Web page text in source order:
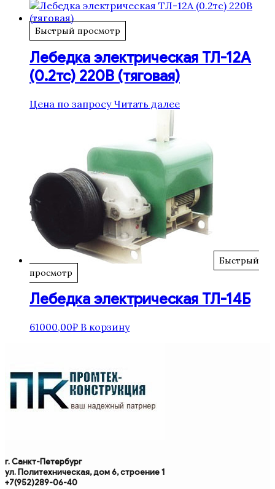
Быстрый просмотр
Лебедка электрическая ТЛ-12А
(0.2тс) 220В (тяговая)
Цена по запросу Читать далее
Быстрый
просмотр
Лебедка электрическая ТЛ-14Б
61000,00₽ В корзину
г. Санкт-Петербург
ул. Политехническая, дом 6, строение 1
+7(952)289-06-40